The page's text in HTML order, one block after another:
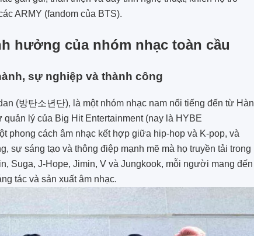
ARMY (fandom của BTS).
hưởng của nhóm nhạc toàn cầu
sự nghiệp và thành công
(방탄소년단), là một nhóm nhạc nam nổi tiếng đến từ Hàn
lý của Big Hit Entertainment (nay là HYBE
phong cách âm nhạc kết hợp giữa hip-hop và K-pop, và
sự sáng tạo và thông điệp mạnh mẽ mà họ truyền tải trong
Suga, J-Hope, Jimin, V và Jungkook, mỗi người mang đến
tác và sản xuất âm nhạc.